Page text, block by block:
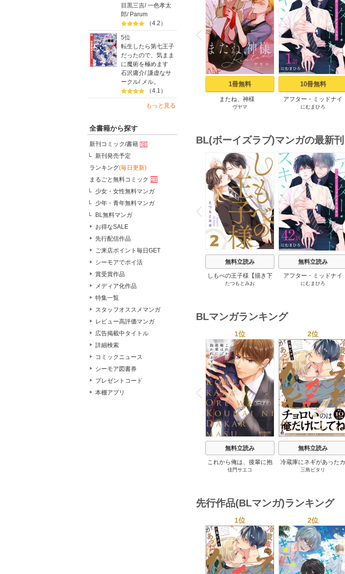
目黒三吉/一色孝太
郎/ Parum
（4.2）
5位
転生したら第七王子
だったので、気まま
に魔術を極めます
石沢庸介/謙虚なサ
ークル/ メル。
（4.1）
もっと見る
全書籍から探す
新刊コミック/書籍
新刊発売予定
ランキング(毎日更新)
まるごと無料コミック
少女・女性無料マンガ
少年・青年無料マンガ
BL無料マンガ
お得なSALE
先行配信作品
ご来店ポイント毎日GET
シーモアでポイ活
賞受賞作品
メディア化作品
特集一覧
スタッフオススメマンガ
レビュー高評価マンガ
広告掲載中タイトル
詳細検索
コミックニュース
シーモア図書券
プレゼントコード
本棚アプリ
P
r
e
v
i
o
u
s
1冊無料
またね、神様
Restart［ばら売り］ プ
ヴヤマ
10冊無料
アフター・ミッドナイ
ト・スキン［ばら売り］
にむまひろ
BL(ボーイズラブ)マンガの最新刊
P
r
e
v
i
o
u
s
無料立読み
しもべの王子様【描き下
ろしおまけ付き特装版】
たつもとみお
無料立読み
アフター・ミッドナイ
ト・スキン［ばら売り］
にむまひろ
BLマンガランキング
P
r
e
v
i
o
u
s
1位
無料立読み
これから俺は、後輩に抱
かれます
佳門サエコ
2位
無料立読み
冷蔵庫にネギがあったカ
モ
三島ピタリ
先行作品(BLマンガ)ランキング
o
s
1位 2位